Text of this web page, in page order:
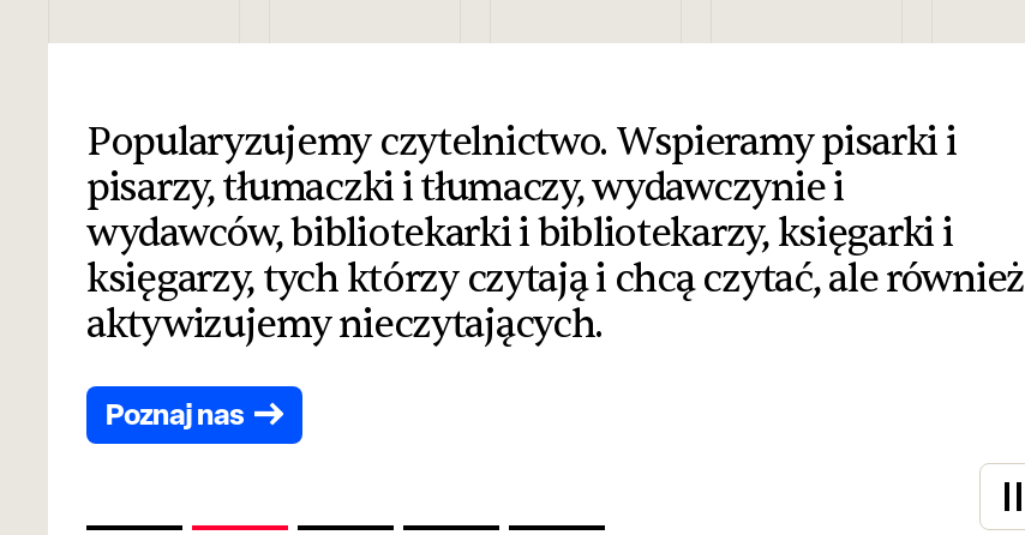
Popularyzujemy czytelnictwo. Wspieramy pisarki i
pisarzy, tłumaczki i tłumaczy, wydawczynie i
wydawców, bibliotekarki i bibliotekarzy, księgarki i
księgarzy, tych którzy czytają i chcą czytać, ale również
aktywizujemy nieczytających.
Poznaj nas